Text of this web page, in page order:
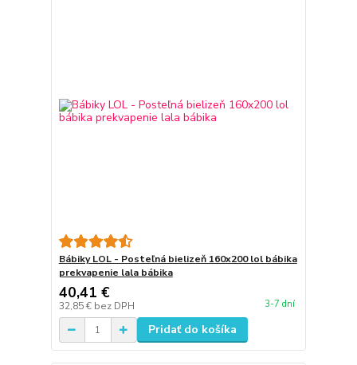
Bábiky LOL - Posteľná bielizeň 160x200 lol bábika
prekvapenie lala bábika
40,41 €
32,85 € bez DPH 3-7 dní
Pridať do košíka